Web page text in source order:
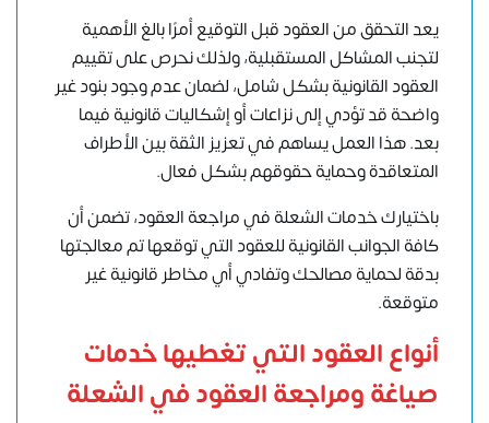
يعد التحقق من العقود قبل التوقيع أمرًا بالغ الأهمية
لتجنب المشاكل المستقبلية، ولذلك نحرص على تقييم
العقود القانونية بشكل شامل، لضمان عدم وجود بنود غير
واضحة قد تؤدي إلى نزاعات أو إشكاليات قانونية فيما
بعد. هذا العمل يساهم في تعزيز الثقة بين الأطراف
المتعاقدة وحماية حقوقهم بشكل فعال.
باختيارك خدمات الشعلة في مراجعة العقود، تضمن أن
كافة الجوانب القانونية للعقود التي توقعها تم معالجتها
بدقة لحماية مصالحك وتفادي أي مخاطر قانونية غير
متوقعة.
أنواع العقود التي تغطيها خدمات
صياغة ومراجعة العقود في الشعلة